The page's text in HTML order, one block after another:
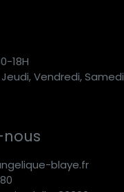
18H
Vendredi, Samedi
blaye.fr